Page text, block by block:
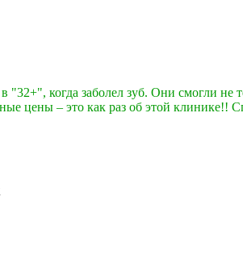
"32+", когда заболел зуб. Они смогли
цены – это как раз об этой клинике!!